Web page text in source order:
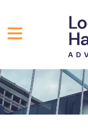
QUEM SOMOS
TRAJETÓRIA
INCLUSÃO E
ÁREAS DE ATUAÇÃO
PROFISSIONAIS